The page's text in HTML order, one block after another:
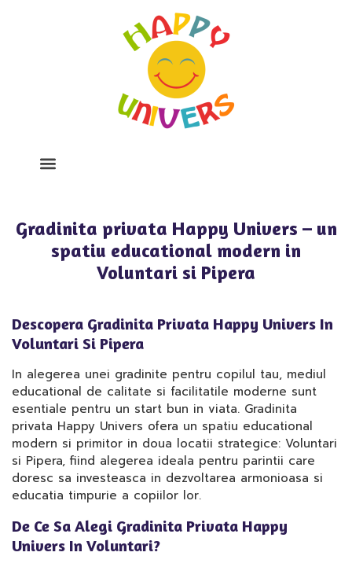
Gradinita privata Happy Univers – un
spatiu educational modern in
Voluntari si Pipera
Descopera Gradinita Privata Happy Univers In
Voluntari Si Pipera
In alegerea unei gradinite pentru copilul tau, mediul
educational de calitate si facilitatile moderne sunt
esentiale pentru un start bun in viata. Gradinita
privata Happy Univers ofera un spatiu educational
modern si primitor in doua locatii strategice: Voluntari
si Pipera, fiind alegerea ideala pentru parintii care
doresc sa investeasca in dezvoltarea armonioasa si
educatia timpurie a copiilor lor.
De Ce Sa Alegi Gradinita Privata Happy
Univers In Voluntari?